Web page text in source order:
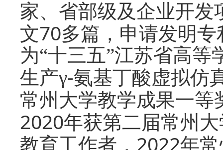
家、省部级及企业开发
文70多篇，申请发明专
为“十三五”江苏省高
生产γ-氨基丁酸虚拟仿
常州大学教学成果一等
2020年获第二届常州
教育工作者， 2022年